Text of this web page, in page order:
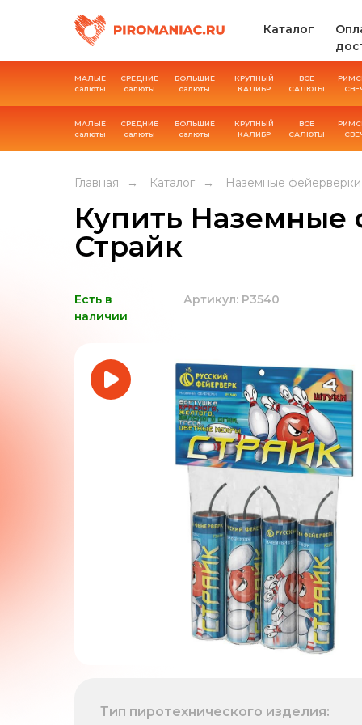
Каталог
МАЛЫЕ
салюты
ВСЕ
САЛЮТЫ
СРЕДНИЕ
салюты
БОЛЬШИЕ
салюты
КРУПНЫЙ
КАЛИБР
МАЛЫЕ
салюты
ВСЕ
САЛЮТЫ
СРЕДНИЕ
салюты
БОЛЬШИЕ
салюты
КРУПНЫЙ
КАЛИБР
Главная → Каталог → Наземные фейерверки
Купить Наземные
Страйк
Тип пиротехнического изделия:
Есть в
наличии
Артикул: Р3540